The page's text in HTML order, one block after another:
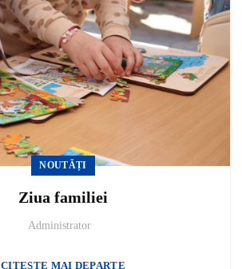
NOUTĂȚI
Ziua familiei
Administrator
CITESTE MAI DEPARTE